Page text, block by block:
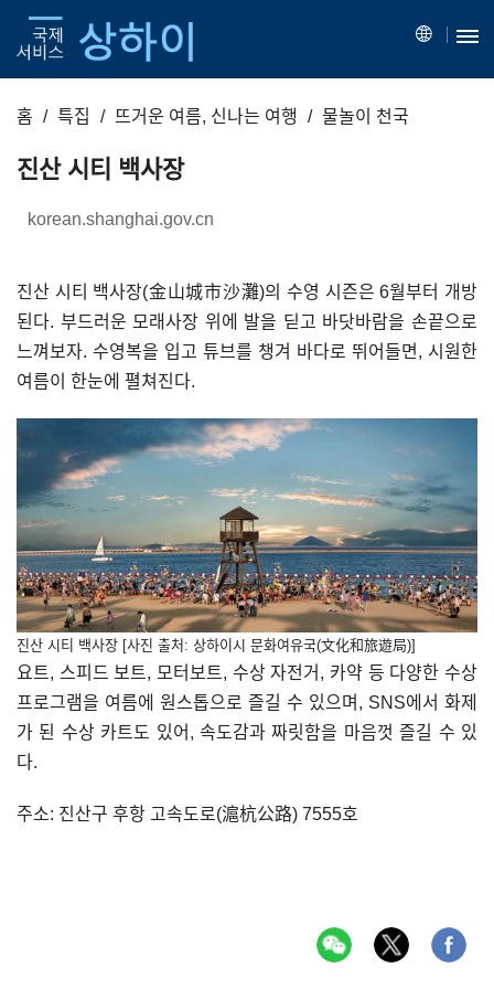
홈 특집 뜨거운 여름, 신나는 여행 물놀이 천국
진산 시티 백사장
korean.shanghai.gov.cn
진산 시티 백사장(金山城市沙灘)의 수영 시즌은 6월부터 개방
된다. 부드러운 모래사장 위에 발을 딛고 바닷바람을 손끝으로
느껴보자. 수영복을 입고 튜브를 챙겨 바다로 뛰어들면, 시원한
여름이 한눈에 펼쳐진다.
진산 시티 백사장 [사진 출처: 상하이시 문화여유국(文化和旅遊局)]
요트, 스피드 보트, 모터보트, 수상 자전거, 카약 등 다양한 수상
프로그램을 여름에 원스톱으로 즐길 수 있으며, SNS에서 화제
가 된 수상 카트도 있어, 속도감과 짜릿함을 마음껏 즐길 수 있
다.
주소: 진산구 후항 고속도로(滬杭公路) 7555호